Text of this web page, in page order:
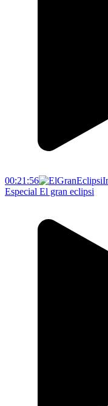
00:21:56
Especial El gran eclipsi